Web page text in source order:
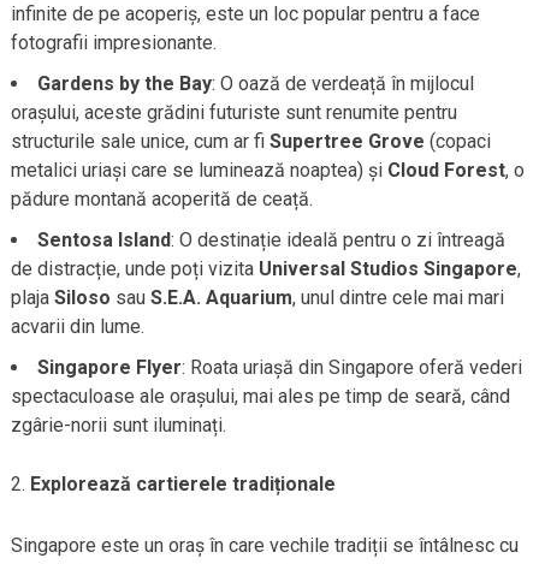
infinite de pe acoperiș, este un loc popular pentru a face
fotografii impresionante.
Gardens by the Bay: O oază de verdeață în mijlocul
orașului, aceste grădini futuriste sunt renumite pentru
structurile sale unice, cum ar fi Supertree Grove (copaci
metalici uriași care se luminează noaptea) și Cloud Forest, o
pădure montană acoperită de ceață.
Sentosa Island: O destinație ideală pentru o zi întreagă
de distracție, unde poți vizita Universal Studios Singapore,
plaja Siloso sau S.E.A. Aquarium, unul dintre cele mai mari
acvarii din lume.
Singapore Flyer: Roata uriașă din Singapore oferă vederi
spectaculoase ale orașului, mai ales pe timp de seară, când
zgârie-norii sunt iluminați.
Explorează cartierele tradiționale
Singapore este un oraș în care vechile tradiții se întâlnesc cu